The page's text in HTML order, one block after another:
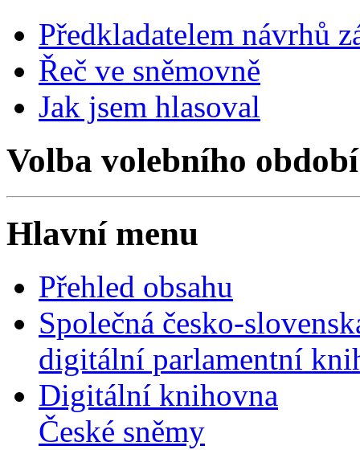
Předkladatelem návrhů
Řeč ve sněmovně
Jak jsem hlasoval
Volba volebního období
Hlavní menu
Přehled obsahu
Společná česko-
digitální parlamentní
Digitální knihovna
České sněmy